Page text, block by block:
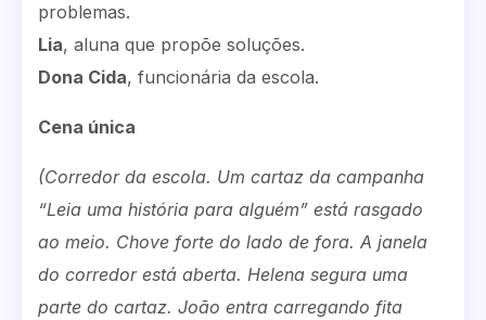
problemas.
Lia, aluna que propõe soluções.
Dona Cida, funcionária da escola.
Cena única
(Corredor da escola. Um cartaz da campanha
“Leia uma história para alguém” está rasgado
ao meio. Chove forte do lado de fora. A janela
do corredor está aberta. Helena segura uma
parte do cartaz. João entra carregando fita